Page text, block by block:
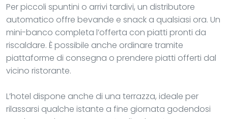
Per piccoli spuntini o arrivi tardivi, un distributore
automatico offre bevande e snack a qualsiasi ora. Un
mini-banco completa l’offerta con piatti pronti da
riscaldare. È possibile anche ordinare tramite
piattaforme di consegna o prendere piatti offerti dal
vicino ristorante.
L’hotel dispone anche di una terrazza, ideale per
rilassarsi qualche istante a fine giornata godendosi